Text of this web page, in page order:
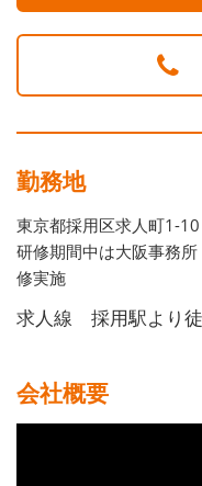
勤務地
東京都採用区求人町1-10
研修期間中は大阪事務
修実施
求人線 採用駅より
会社概要